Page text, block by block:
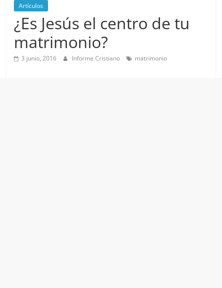
Artículos
¿Es Jesús el centro de tu
matrimonio?
3 junio, 2016 Informe Cristiano matrimonio